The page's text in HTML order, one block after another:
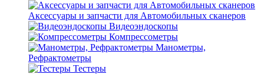
Аксессуары и запчасти для Автомобильных сканеров
Видеоэндоскопы
Компрессометры
Манометры,
Рефрактометры
Тестеры